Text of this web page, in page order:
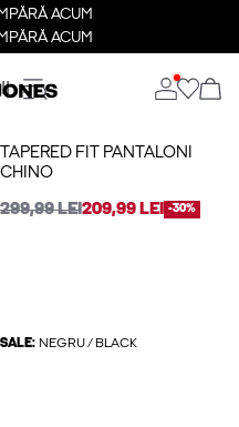
ACUM
ACUM
TAPERED FIT PANTALONI
CHINO
299,99 LEI209,99 LEI -30%
SALE: NEGRU / BLACK